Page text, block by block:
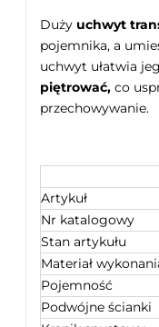
Duży uchwyt
pojemnika, a
uchwyt ułatwia
piętrować, co
przechowywanie.
Artykuł
Nr katalogowy
Stan artykułu
Materiał
Pojemność
Podwójne ścianki